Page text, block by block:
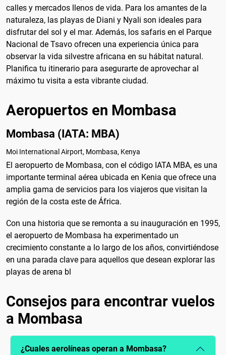
calles y mercados llenos de vida. Para los amantes de la
naturaleza, las playas de Diani y Nyali son ideales para
disfrutar del sol y el mar. Además, los safaris en el Parque
Nacional de Tsavo ofrecen una experiencia única para
observar la vida silvestre africana en su hábitat natural.
Planifica tu itinerario para asegurarte de aprovechar al
máximo tu visita a esta vibrante ciudad.
Aeropuertos en Mombasa
Mombasa (IATA: MBA)
Moi International Airport, Mombasa, Kenya
El aeropuerto de Mombasa, con el código IATA MBA, es una
importante terminal aérea ubicada en Kenia que ofrece una
amplia gama de servicios para los viajeros que visitan la
región de la costa este de África.
Con una historia que se remonta a su inauguración en 1995,
el aeropuerto de Mombasa ha experimentado un
crecimiento constante a lo largo de los años, convirtiéndose
en una parada clave para aquellos que desean explorar las
playas de arena bl
Consejos para encontrar vuelos
a Mombasa
¿Cuales aerolíneas operan a Mombasa?